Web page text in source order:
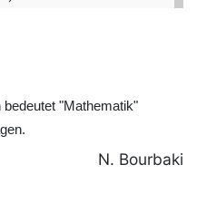
"Mathematik"
N. Bourbaki